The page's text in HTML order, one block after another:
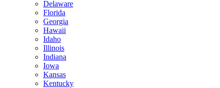
Delaware
Florida
Georgia
Hawaii
Idaho
Illinois
Indiana
Iowa
Kansas
Kentucky